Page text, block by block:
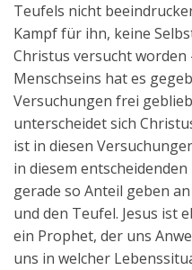
Teufels nicht
Kampf für ihn, keine
Christus versucht worden
Menschseins hat es
Versuchungen frei
unterscheidet sich
ist in diesen
in diesem
gerade so Anteil geben
und den Teufel. Jesus ist
ein Prophet, der uns
uns in welcher